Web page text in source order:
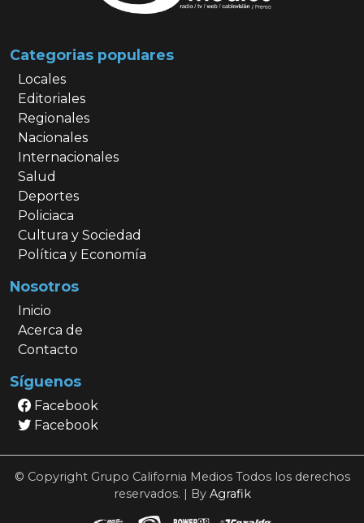
Categorias populares
Locales
Editoriales
Regionales
Nacionales
Internacionales
Salud
Deportes
Policiaca
Cultura y Sociedad
Política y Economía
Nosotros
Inicio
Acerca de
Contacto
Síguenos
Facebook
Facebook
© Copyright Grupo California Medios Todos los derechos
reservados. | By Agrafik